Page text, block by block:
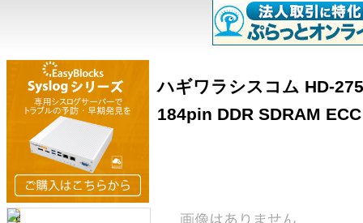
ハギワラシスコム HD-
184pin DDR SDRAM